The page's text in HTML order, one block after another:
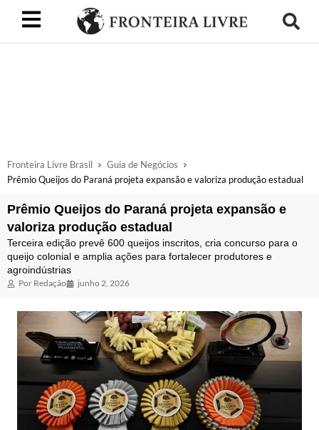
Fronteira Livre Brasil
Guia de Negócios
Prêmio Queijos do Paraná projeta expansão e valoriza produção estadual
Prêmio Queijos do Paraná projeta expansão e
valoriza produção estadual
Terceira edição prevê 600 queijos inscritos, cria concurso para o
queijo colonial e amplia ações para fortalecer produtores e
agroindústrias
Por Redação junho 2, 2026